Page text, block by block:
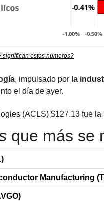
significan estos números?
, impulsado por la
el día de ayer.
(ACLS) $127.13 fue
que más se
Manufacturing